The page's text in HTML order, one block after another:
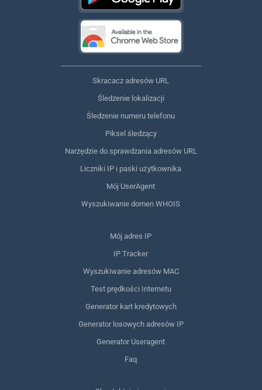
Skracacz adresów URL
Śledzenie lokalizacji
Śledzenie numeru telefonu
Piksel śledzący
Narzędzie do sprawdzania adresów URL
Liczniki IP i paski użytkownika
Mój UserAgent
Wyszukiwanie domen WHOIS
Mój adres IP
IP Tracker
Wyszukiwanie adresów MAC
Test prędkości Internetu
Generator kart kredytowych
Generator losowych adresów IP
Generator Useragent
Faq